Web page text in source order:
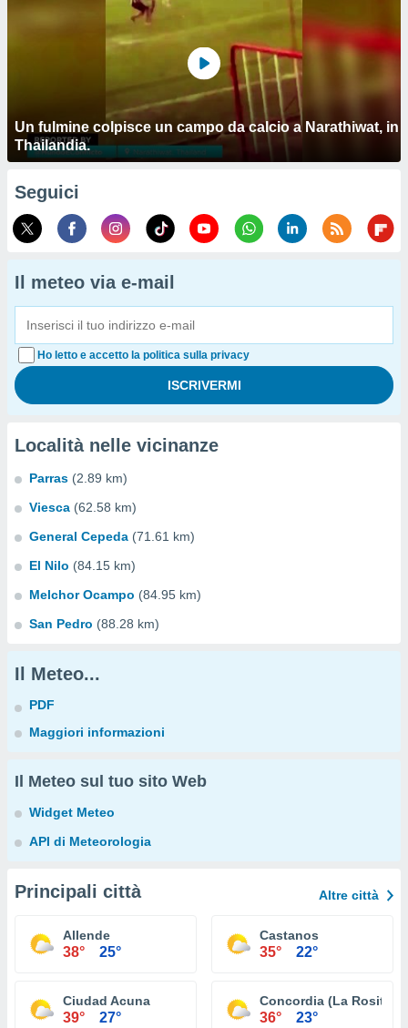
Un fulmine colpisce un campo da calcio a Narathiwat, in
Thailandia.
Seguici
Il meteo via e-mail
Ho letto e accetto la politica sulla privacy
Località nelle vicinanze
Parras (2.89 km)
Viesca (62.58 km)
General Cepeda (71.61 km)
El Nilo (84.15 km)
Melchor Ocampo (84.95 km)
San Pedro (88.28 km)
Il Meteo...
PDF
Maggiori informazioni
Il Meteo sul tuo sito Web
Widget Meteo
API di Meteorologia
Principali città Altre città
Allende
38° 25°
Castanos
35° 22°
Ciudad Acuna
39° 27°
Concordia (La Rosita)
36° 23°